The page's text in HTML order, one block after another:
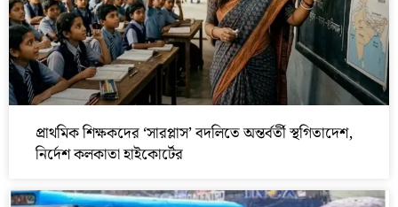
প্রাথমিক শিক্ষকদের ‘সারপ্লাস’ বদলিতে অন্তর্বর্তী স্থগিতাদেশ,
নির্দেশ কলকাতা হাইকোর্টের